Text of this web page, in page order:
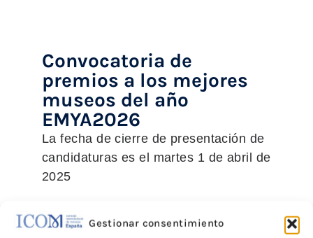
Gestionar consentimiento
Convocatoria de
premios a los mejores
museos del año
EMYA2026
La fecha de cierre de presentación de
candidaturas es el martes 1 de abril de
2025
El proceso de solicitud para los